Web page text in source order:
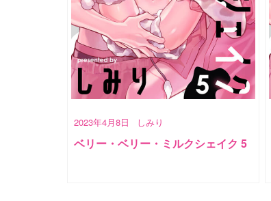
2023年4月8日 しみり
ベリー・ベリー・ミルクシェイク 5